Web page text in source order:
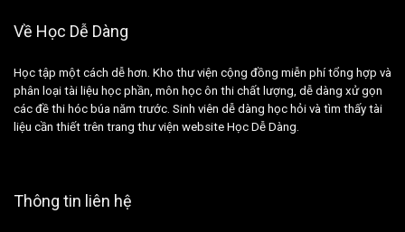
Về Học Dễ Dàng
Học tập một cách dễ hơn. Kho thư viện cộng đồng miễn phí tổng hợp và
phân loại tài liệu học phần, môn học ôn thi chất lượng, dễ dàng xử gọn
các đề thi hóc búa năm trước. Sinh viên dễ dàng học hỏi và tìm thấy tài
liệu cần thiết trên trang thư viện website Học Dễ Dàng.
Thông tin liên hệ